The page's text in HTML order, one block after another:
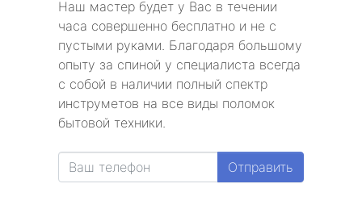
Наш мастер будет у Вас в течении
часа совершенно бесплатно и не с
пустыми руками. Благодаря большому
опыту за спиной у специалиста всегда
с собой в наличии полный спектр
инструметов на все виды поломок
бытовой техники.
Отправить